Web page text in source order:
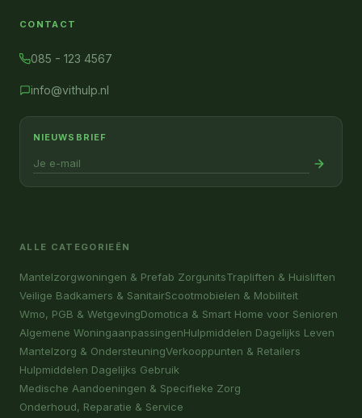
CONTACT
085 - 123 4567
info@vithulp.nl
NIEUWSBRIEF
ALLE CATEGORIEËN
Mantelzorgwoningen & Prefab ZorgunitsTrapliften & Huisliften
Veilige Badkamers & SanitairScootmobielen & Mobiliteit
Wmo, PGB & WetgevingDomotica & Smart Home voor Senioren
Algemene WoningaanpassingenHulpmiddelen Dagelijks Leven
Mantelzorg & OndersteuningVerkooppunten & Retailers
Hulpmiddelen Dagelijks Gebruik
Medische Aandoeningen & Specifieke Zorg
Onderhoud, Reparatie & Service